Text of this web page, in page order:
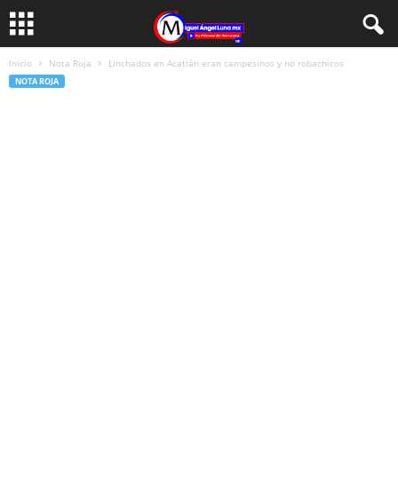
Inicio Nota Roja Linchados en Acatlán eran campesinos y no robachicos
NOTA ROJA